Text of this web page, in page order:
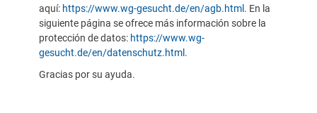
aquí: https://www.wg-gesucht.de/en/agb.html . En la
siguiente página se ofrece más información sobre la
protección de datos: https://www.wg-
gesucht.de/en/datenschutz.html .
Gracias por su ayuda.